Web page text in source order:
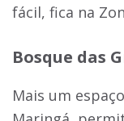
fácil, fica na
Bosque das
Mais um